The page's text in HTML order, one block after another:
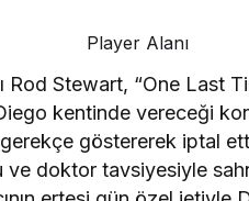
Player Alanı
Rod Stewart, “One Last
kentinde vereceği
gerekçe göstererek iptal
doktor tavsiyesiyle